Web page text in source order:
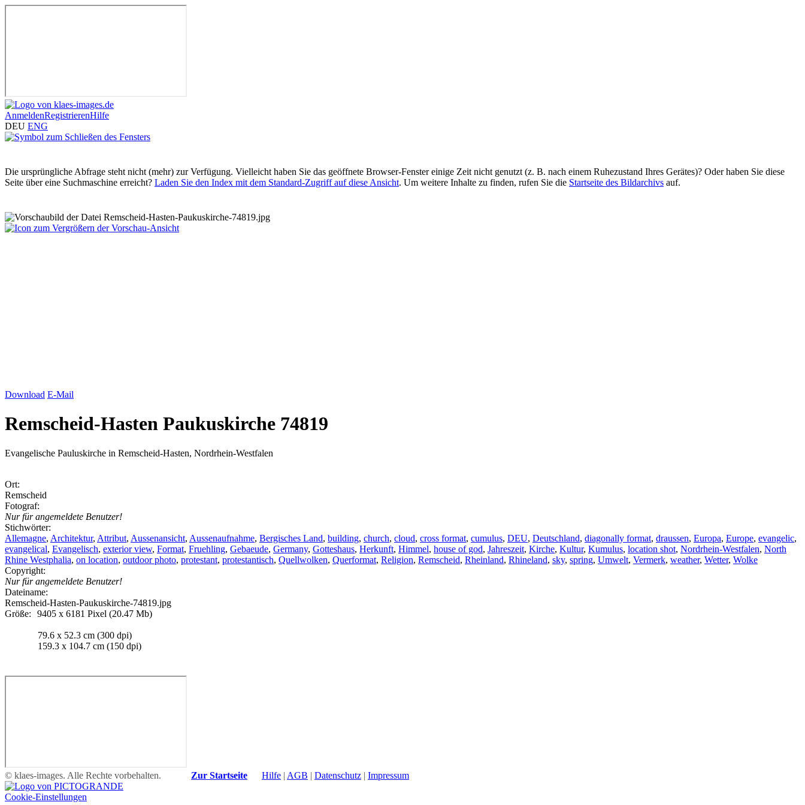
AnmeldenRegistrierenHilfe
DEU ENG
Die ursprüngliche Abfrage steht nicht (mehr) zur Verfügung. Vielleicht haben Sie das geöffnete Browser-Fenster einige Zeit nicht genutzt (z. B. nach einem Ruhezustand Ihres Gerätes)? Oder haben Sie diese
Seite über eine Suchmaschine erreicht? Laden Sie den Index mit dem Standard-Zugriff auf diese Ansicht. Um weitere Inhalte zu finden, rufen Sie die Startseite des Bildarchivs auf.
Download E-Mail
Remscheid-Hasten Paukuskirche 74819
Evangelische Pauluskirche in Remscheid-Hasten, Nordrhein-Westfalen
Ort:
Remscheid
Fotograf:
Nur für angemeldete Benutzer!
Stichwörter:
Allemagne, Architektur, Attribut, Aussenansicht, Aussenaufnahme, Bergisches Land, building, church, cloud, cross format, cumulus, DEU, Deutschland, diagonally format, draussen, Europa, Europe, evangelic,
evangelical, Evangelisch, exterior view, Format, Fruehling, Gebaeude, Germany, Gotteshaus, Herkunft, Himmel, house of god, Jahreszeit, Kirche, Kultur, Kumulus, location shot, Nordrhein-Westfalen, North
Rhine Westphalia, on location, outdoor photo, protestant, protestantisch, Quellwolken, Querformat, Religion, Remscheid, Rheinland, Rhineland, sky, spring, Umwelt, Vermerk, weather, Wetter, Wolke
Copyright:
Nur für angemeldete Benutzer!
Dateiname:
Remscheid-Hasten-Paukuskirche-74819.jpg
Größe:
9405 x 6181 Pixel (20.47 Mb)
79.6 x 52.3 cm (300 dpi)
159.3 x 104.7 cm (150 dpi)
© klaes-images. Alle Rechte vorbehalten. Zur Startseite Hilfe | AGB | Datenschutz | Impressum
Cookie-Einstellungen